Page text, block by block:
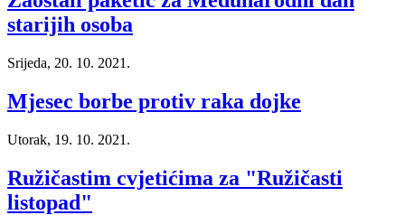
starijih osoba
Srijeda, 20. 10. 2021.
Mjesec borbe protiv raka dojke
Utorak, 19. 10. 2021.
Ružičastim cvjetićima za "Ružičasti
listopad"